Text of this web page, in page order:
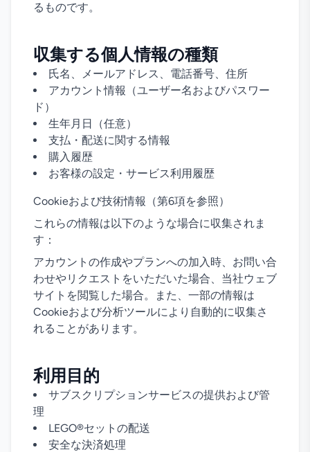
るものです。
収集する個人情報の種類
氏名、メールアドレス、電話番号、住所
アカウント情報（ユーザー名およびパスワー
ド）
生年月日（任意）
支払・配送に関する情報
購入履歴
お客様の設定・サービス利用履歴
Cookieおよび技術情報（第6項を参照）
これらの情報は以下のような場合に収集されま
す：
アカウントの作成やプランへの加入時、お問い合
わせやリクエストをいただいた場合、当社ウェブ
サイトを閲覧した場合。また、一部の情報は
Cookieおよび分析ツールにより自動的に収集さ
れることがあります。
利用目的
サブスクリプションサービスの提供および管
理
LEGO®セットの配送
安全な決済処理